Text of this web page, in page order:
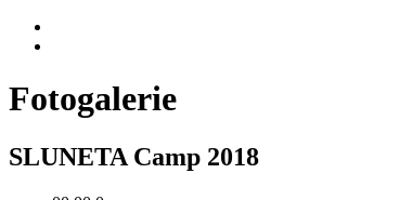
Fotogalerie
SLUNETA Camp 2018